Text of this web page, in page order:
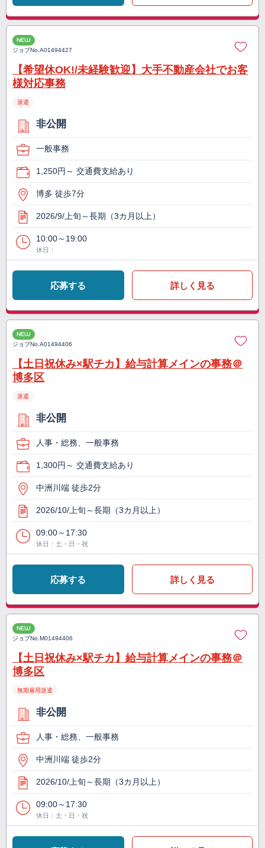
NEW
ジョブNo.A01494427
【希望休OK!/未経験歓迎】大手不動産会社でお客
様対応事務
派遣
非公開
一般事務
1,250円～ 交通費支給あり
博多 徒歩7分
2026/9/上旬～長期（3カ月以上）
10:00～19:00
休日：
応募する 詳しく見る
NEW
ジョブNo.A01494406
【土日祝休み×駅チカ】給与計算メインの事務＠
博多区
派遣
非公開
人事・総務、一般事務
1,300円～ 交通費支給あり
中洲川端 徒歩2分
2026/10/上旬～長期（3カ月以上）
09:00～17:30
休日：土・日・祝
応募する 詳しく見る
NEW
ジョブNo.M01494406
【土日祝休み×駅チカ】給与計算メインの事務＠
博多区
無期雇用派遣
非公開
人事・総務、一般事務
中洲川端 徒歩2分
2026/10/上旬～長期（3カ月以上）
09:00～17:30
休日：土・日・祝